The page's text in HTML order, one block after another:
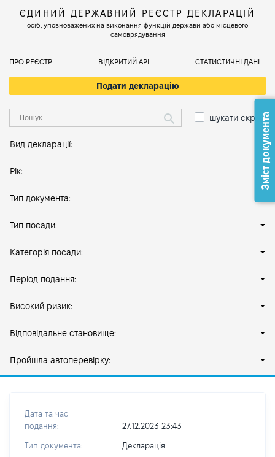
ЄДИНИЙ ДЕРЖАВНИЙ РЕЄСТР ДЕКЛАРАЦІЙ
осіб, уповноважених на виконання функцій держави або місцевого
самоврядування
ПРО РЕЄСТР ВІДКРИТИЙ АРІ СТАТИСТИЧНІ ДАНІ
Подати декларацію
шукати скрізь
Вид декларації:
Рік:
Тип документа:
Тип посади:
Категорія посади:
Період подання:
Високий ризик:
Відповідальне становище:
Пройшла автоперевірку:
Дата та час
подання:
27.12.2023 23:43
Тип документа: Декларація
Зміст документа